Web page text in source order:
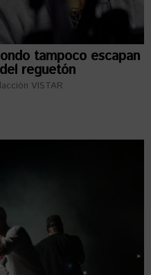
tampoco escapan
reguetón
VISTAR